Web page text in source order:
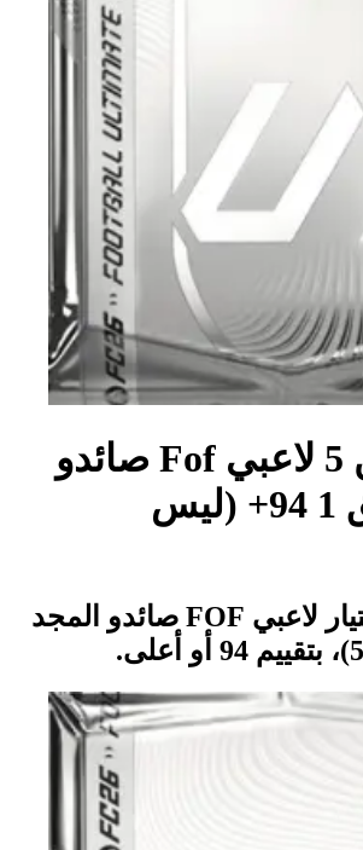
اختيار 1 من 5 لاعبي Fof صائدو
المجد فريق 1 94+ (ليس
تحتوي على اختيار لاعبي FOF صائدو المجد